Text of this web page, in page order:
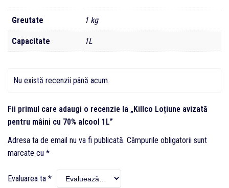
Greutate 1 kg
Capacitate 1L
Nu există recenzii până acum.
Fii primul care adaugi o recenzie la „Killco Loțiune avizată
pentru mâini cu 70% alcool 1L”
Adresa ta de email nu va fi publicată. Câmpurile obligatorii sunt
marcate cu *
Evaluarea ta *